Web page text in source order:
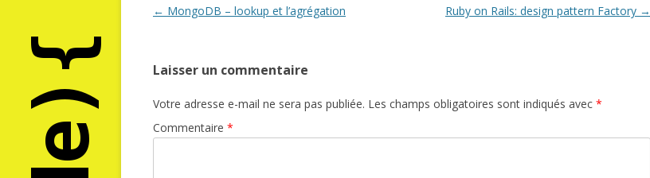
Navigation
← MongoDB – lookup et l’agrégation Ruby on Rails: design pattern Factory →
Laisser un commentaire
Votre adresse e-mail ne sera pas publiée. Les champs obligatoires sont indiqués avec *
Commentaire *